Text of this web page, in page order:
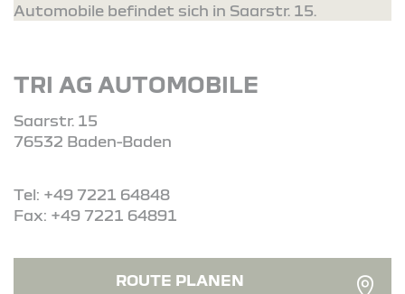
Automobile befindet sich in Saarstr. 15.
TRI AG AUTOMOBILE
Saarstr. 15
76532 Baden-Baden
Tel: +49 7221 64848
Fax: +49 7221 64891
ROUTE PLANEN